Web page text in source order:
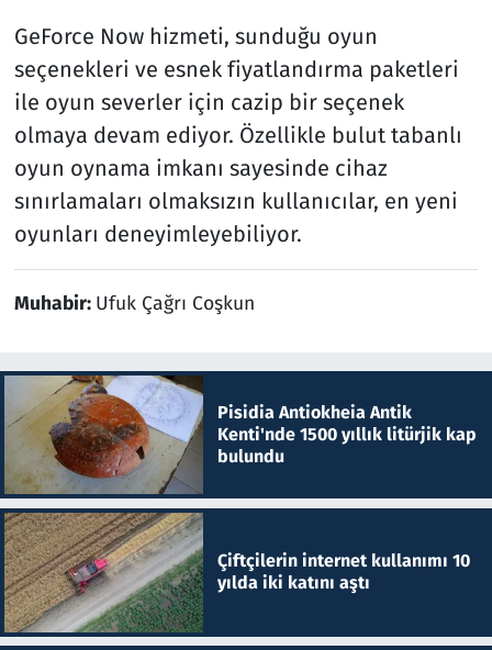
GeForce Now hizmeti, sunduğu oyun
seçenekleri ve esnek fiyatlandırma paketleri
ile oyun severler için cazip bir seçenek
olmaya devam ediyor. Özellikle bulut tabanlı
oyun oynama imkanı sayesinde cihaz
sınırlamaları olmaksızın kullanıcılar, en yeni
oyunları deneyimleyebiliyor.
Muhabir: Ufuk Çağrı Coşkun
Pisidia Antiokheia Antik
Kenti'nde 1500 yıllık litürjik kap
bulundu
Çiftçilerin internet kullanımı 10
yılda iki katını aştı